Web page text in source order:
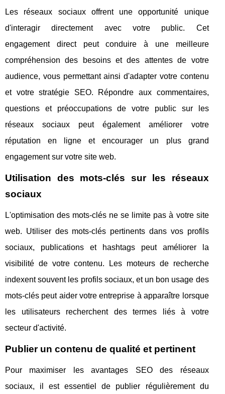
Les réseaux sociaux offrent une opportunité unique
d'interagir directement avec votre public. Cet
engagement direct peut conduire à une meilleure
compréhension des besoins et des attentes de votre
audience, vous permettant ainsi d'adapter votre contenu
et votre stratégie SEO. Répondre aux commentaires,
questions et préoccupations de votre public sur les
réseaux sociaux peut également améliorer votre
réputation en ligne et encourager un plus grand
engagement sur votre site web.
Utilisation des mots-clés sur les réseaux
sociaux
L'optimisation des mots-clés ne se limite pas à votre site
web. Utiliser des mots-clés pertinents dans vos profils
sociaux, publications et hashtags peut améliorer la
visibilité de votre contenu. Les moteurs de recherche
indexent souvent les profils sociaux, et un bon usage des
mots-clés peut aider votre entreprise à apparaître lorsque
les utilisateurs recherchent des termes liés à votre
secteur d'activité.
Publier un contenu de qualité et pertinent
Pour maximiser les avantages SEO des réseaux
sociaux, il est essentiel de publier régulièrement du